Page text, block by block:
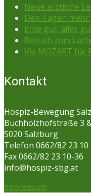
Neue ärztliche
Den Tagen
Ente gut, alles
Besuch zum
Via MOZART für
Kontakt
Hospiz-Bewegung
Buchholzhofstraße 3
5020 Salzburg
Telefon 0662/82 23 10
Fax 0662/82 23 10-36
info@hospiz-sbg.at
Impressum